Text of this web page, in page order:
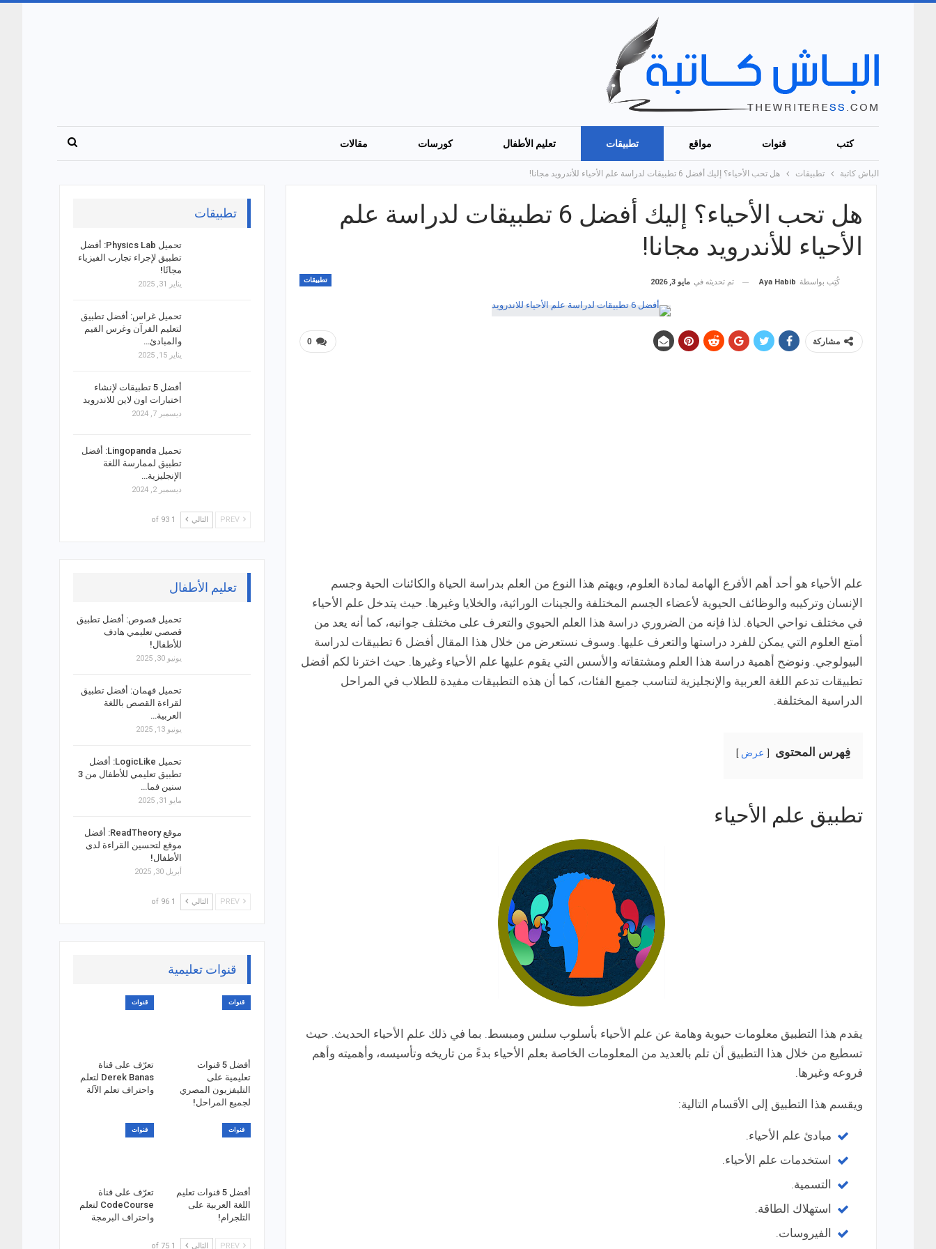
كتب قنوات مواقع تطبيقات تعليم الأطفال كورسات مقالات
الباش كاتبة تطبيقات هل تحب الأحياء؟ إليك أفضل 6 تطبيقات لدراسة علم الأحياء للأندرويد مجانا!
هل تحب الأحياء؟ إليك أفضل 6 تطبيقات لدراسة علم
الأحياء للأندرويد مجانا!
تطبيقات كُتِب بواسطة Aya Habib تم تحديثه في مايو 3, 2026
0 مشاركة
علم الأحياء هو أحد أهم الأفرع الهامة لمادة العلوم، ويهتم هذا النوع من العلم بدراسة الحياة والكائنات الحية وجسم
الإنسان وتركيبه والوظائف الحيوية لأعضاء الجسم المختلفة والجينات الوراثية، والخلايا وغيرها. حيث يتدخل علم الأحياء
في مختلف نواحي الحياة. لذا فإنه من الضروري دراسة هذا العلم الحيوي والتعرف على مختلف جوانبه، كما أنه يعد من
أمتع العلوم التي يمكن للفرد دراستها والتعرف عليها. وسوف نستعرض من خلال هذا المقال أفضل 6 تطبيقات لدراسة
البيولوجي. ونوضح أهمية دراسة هذا العلم ومشتقاته والأسس التي يقوم عليها علم الأحياء وغيرها. حيث اخترنا لكم أفضل
تطبيقات تدعم اللغة العربية والإنجليزية لتناسب جميع الفئات، كما أن هذه التطبيقات مفيدة للطلاب في المراحل
الدراسية المختلفة.
فِهرس المحتوى عرض
تطبيق علم الأحياء
يقدم هذا التطبيق معلومات حيوية وهامة عن علم الأحياء بأسلوب سلس ومبسط. بما في ذلك علم الأحياء الحديث. حيث
تسطيع من خلال هذا التطبيق أن تلم بالعديد من المعلومات الخاصة بعلم الأحياء بدءً من تاريخه وتأسيسه، وأهميته وأهم
فروعه وغيرها.
ويقسم هذا التطبيق إلى الأقسام التالية:
مبادئ علم الأحياء.
استخدمات علم الأحياء.
التسمية.
استهلاك الطاقة.
الفيروسات.
تطبيقات
تحميل Physics Lab: أفضل
تطبيق لإجراء تجارب الفيزياء
مجانًا!
يناير 31, 2025
تحميل غراس: أفضل تطبيق
لتعليم القرآن وغرس القيم
والمبادئ…
يناير 15, 2025
أفضل 5 تطبيقات لإنشاء
اختبارات اون لاين للاندرويد
ديسمبر 7, 2024
تحميل Lingopanda: أفضل
تطبيق لممارسة اللغة
الإنجليزية…
ديسمبر 2, 2024
التالي 1 of 93
تعليم الأطفال
تحميل قصوص: أفضل تطبيق
قصصي تعليمي هادف
للأطفال!
يونيو 30, 2025
تحميل فهمان: أفضل تطبيق
لقراءة القصص باللغة
العربية…
يونيو 13, 2025
تحميل LogicLike: أفضل
تطبيق تعليمي للأطفال من 3
سنين فما…
مايو 31, 2025
موقع ReadTheory: أفضل
موقع لتحسين القراءة لدى
الأطفال!
أبريل 30, 2025
التالي 1 of 96
قنوات تعليمية
قنوات
أفضل 5 قنوات
تعليمية على
التليفزيون المصري
لجميع المراحل!
قنوات
تعرّف على قناة
Derek Banas لتعلم
واحتراف تعلم الآلة
قنوات
أفضل 5 قنوات تعليم
اللغة العربية على
التلجرام!
قنوات
تعرّف على قناة
CodeCourse لتعلم
واحتراف البرمجة
التالي 1 of 75